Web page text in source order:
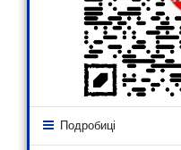
Подробиці